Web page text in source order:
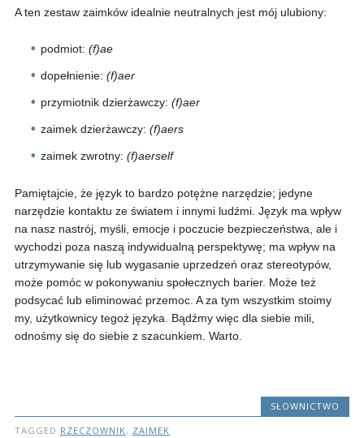
A ten zestaw zaimków idealnie neutralnych jest mój ulubiony:
podmiot: (f)ae
dopełnienie: (f)aer
przymiotnik dzierżawczy: (f)aer
zaimek dzierżawczy: (f)aers
zaimek zwrotny: (f)aerself
Pamiętajcie, że język to bardzo potężne narzędzie; jedyne
narzędzie kontaktu ze światem i innymi ludźmi. Język ma wpływ
na nasz nastrój, myśli, emocje i poczucie bezpieczeństwa, ale i
wychodzi poza naszą indywidualną perspektywę; ma wpływ na
utrzymywanie się lub wygasanie uprzedzeń oraz stereotypów,
może pomóc w pokonywaniu społecznych barier. Może też
podsycać lub eliminować przemoc. A za tym wszystkim stoimy
my, użytkownicy tegoż języka. Bądźmy więc dla siebie mili,
odnośmy się do siebie z szacunkiem. Warto.
SŁOWNICTWO
TAGGED RZECZOWNIK, ZAIMEK